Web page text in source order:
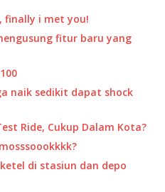
finally i met you!
fitur baru yang
naik sedikit dapat shock
Ride, Cukup Dalam Kota?
di stasiun dan depo